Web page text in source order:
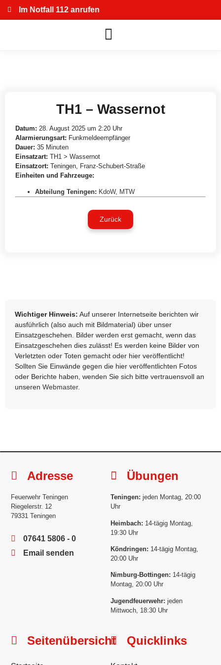
Im Notfall 112 anrufen
TH1 – Wassernot
Datum: 28. August 2025 um 2:20 Uhr
Alarmierungsart: Funkmeldeempfänger
Dauer: 35 Minuten
Einsatzart: TH1 > Wassernot
Einsatzort: Teningen, Franz-Schubert-Straße
Einheiten und Fahrzeuge:
Abteilung Teningen: KdoW, MTW
Zurück
Wichtiger Hinweis: Auf unserer Internetseite berichten wir
ausführlich (also auch mit Bildmaterial) über unser
Einsatzgeschehen. Bilder werden erst gemacht, wenn das
Einsatzgeschehen dies zulässt! Es werden keine Bilder von
Verletzten oder Toten gemacht oder hier veröffentlicht!
Sollten Sie Einwände gegen die hier veröffentlichten Fotos
oder Berichte haben, wenden Sie sich bitte vertrauensvoll an
unseren Webmaster.
Adresse
Feuerwehr Teningen
Riegelerstr. 12
79331 Teningen
07641 5806 - 0
Email senden
Übungen
Teningen: jeden Montag, 20:00
Uhr
Heimbach: 14-tägig Montag,
19:30 Uhr
Köndringen: 14-tägig Montag,
20:00 Uhr
Nimburg-Bottingen: 14-tägig
Montag, 20:00 Uhr
Jugendfeuerwehr: jeden
Mittwoch, 18:30 Uhr
Seitenübersicht Quicklinks